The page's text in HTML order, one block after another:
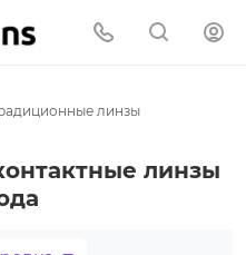
линзы
линзы